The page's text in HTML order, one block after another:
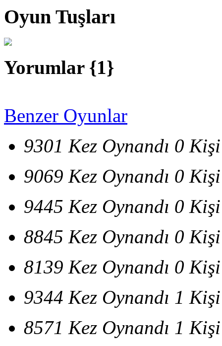
Oyun Tuşları
Yorumlar {1}
Benzer Oyunlar
9301 Kez Oynandı 0
9069 Kez Oynandı 0
9445 Kez Oynandı 0
8845 Kez Oynandı 0
8139 Kez Oynandı 0
9344 Kez Oynandı 1
8571 Kez Oynandı 1